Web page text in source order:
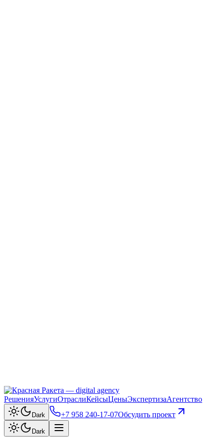
РешенияУслугиОтраслиКейсыЦеныЭкспертизаАгентство
Dark +7 958 240‑17‑07Обсудить проект
Dark